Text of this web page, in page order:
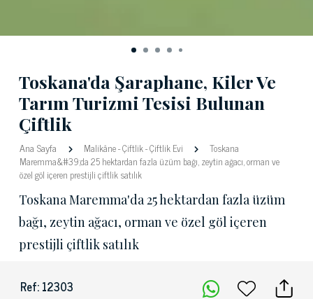
Toskana'da Şaraphane, Kiler Ve
Tarım Turizmi Tesisi Bulunan
Çiftlik
Ana Sayfa Malikâne-Çiftlik-Çiftlik Evi
Toskana
Maremma&#39;da 25 hektardan fazla üzüm bağı, zeytin ağacı, orman ve
özel göl içeren prestijli çiftlik satılık
Toskana Maremma'da 25 hektardan fazla üzüm
bağı, zeytin ağacı, orman ve özel göl içeren
prestijli çiftlik satılık
Ref: 12303